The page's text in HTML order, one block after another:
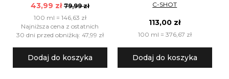
43,99 zł 79,99 zł
100 ml = 146,63 zł
Najniższa cena z ostatnich
30 dni przed obniżką: 47,99 zł
Dodaj do koszyka
C-SHOT
113,00 zł
100 ml = 376,67 zł
Dodaj do koszyka